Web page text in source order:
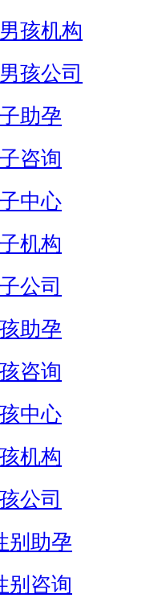
孩机构
孩公司
助孕
咨询
中心
机构
公司
助孕
咨询
中心
机构
公司
别助孕
别咨询